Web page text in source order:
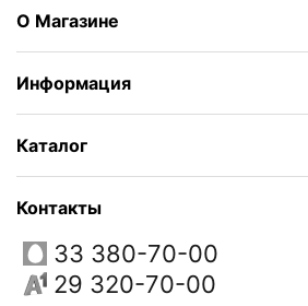
О Магазине
Информация
Каталог
Контакты
33 380-70-00
29 320-70-00